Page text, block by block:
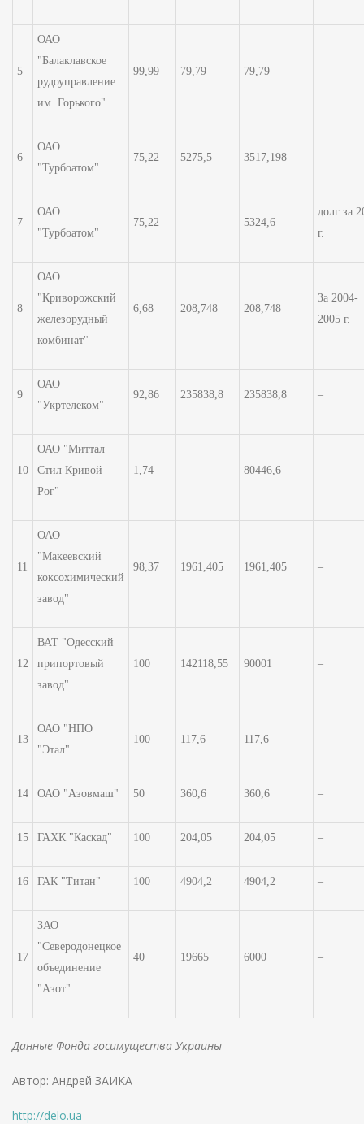
5
ОАО
"Балаклавское
рудоуправление
им. Горького"
99,99 79,79 79,79 –
6
ОАО
"Турбоатом"
75,22 5275,5 3517,198 –
7
ОАО
"Турбоатом"
75,22 – 5324,6
долг за
г.
8
ОАО
"Криворожский
железорудный
комбинат"
6,68 208,748 208,748
За 2004-
2005 г.
9
ОАО
"Укртелеком"
92,86 235838,8 235838,8 –
10
ОАО "Миттал
Стил Кривой
Рог"
1,74 – 80446,6 –
11
ОАО
"Макеевский
коксохимический
завод"
98,37 1961,405 1961,405 –
12
ВАТ "Одесский
припортовый
завод"
100 142118,55 90001 –
13
ОАО "НПО
"Этал"
100 117,6 117,6 –
14 ОАО "Азовмаш" 50 360,6 360,6 –
15 ГАХК "Каскад" 100 204,05 204,05 –
16 ГАК "Титан" 100 4904,2 4904,2 –
17
ЗАО
"Северодонецкое
объединение
"Азот"
40 19665 6000 –
Данные Фонда госимущества Украины
Автор: Андрей ЗАИКА
http://delo.ua